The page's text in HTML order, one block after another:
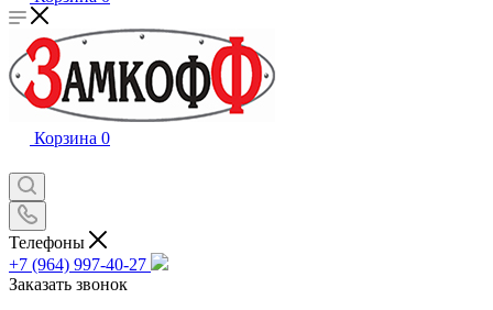
Корзина 0
Телефоны
+7 (964) 997-40-27
Заказать звонок